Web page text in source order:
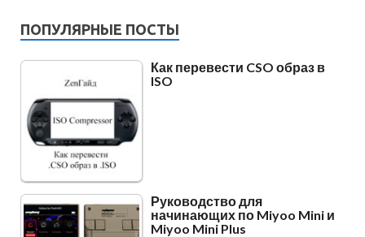
ПОПУЛЯРНЫЕ ПОСТЫ
Как перевести CSO образ в
ISO
Руководство для
начинающих по Miyoo Mini и
Miyoo Mini Plus